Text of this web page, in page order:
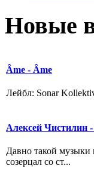
Новые
Âme - Âme
Лейбл: Sonar
Алексей Чистилин
Давно такой музыки
созерцал со ст...